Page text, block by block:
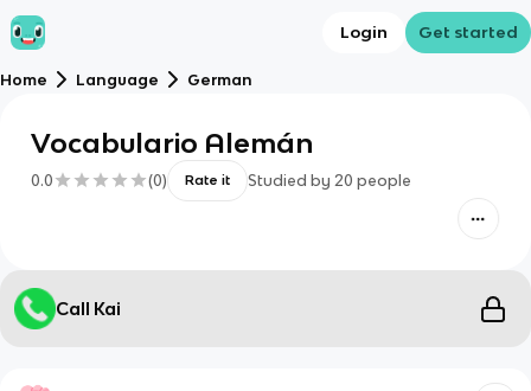
Login Get started
Home Language German
Vocabulario Alemán
0.0 (0) Rate it Studied by 20 people
Call Kai